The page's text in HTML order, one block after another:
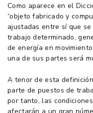
Como aparece en el
“objeto fabricado y
ajustadas entre sí que
trabajo determinado,
de energía en
una de sus partes será
A tenor de esta
parte de puestos de
por tanto, las